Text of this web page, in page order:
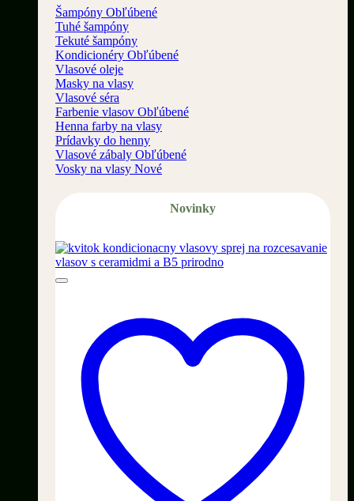
Šampóny
Tuhé šampóny
Tekuté šampóny
Kondicionéry
Vlasové oleje
Masky na vlasy
Vlasové séra
Farbenie vlasov
Henna farby na vlasy
Prídavky do henny
Vlasové zábaly
Vosky na vlasy
Novinky